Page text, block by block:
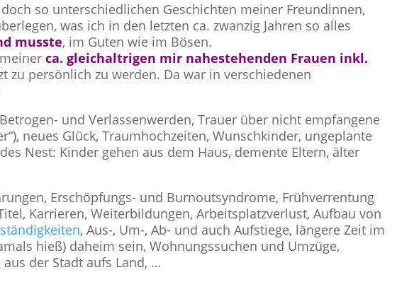
so unterschiedlichen Geschichten meiner Freundinnen,
was ich in den letzten ca. zwanzig Jahren so alles
musste, im Guten wie im Bösen.
meinerca. gleichaltrigen mir nahestehenden Frauen inkl.
zu persönlich zu werden. Da war in verschiedenen
und Verlassenwerden, Trauer über nicht empfangene
neues Glück, Traumhochzeiten, Wunschkinder, ungeplante
Nest: Kinder gehen aus dem Haus, demente Eltern, älter
Erschöpfungs- und Burnoutsyndrome, Frühverrentung
Karrieren, Weiterbildungen, Arbeitsplatzverlust, Aufbau von
, Aus-, Um-, Ab- und auch Aufstiege, längere Zeit im
hieß) daheim sein, Wohnungssuchen und Umzüge,
der Stadt aufs Land, …